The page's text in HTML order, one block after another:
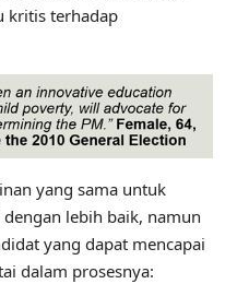
kritis terhadap
yang sama untuk
lebih baik, namun
yang dapat mencapai
dalam prosesnya: